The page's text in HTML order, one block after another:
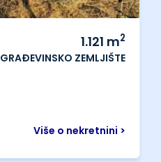
1.121 m2
GRAĐEVINSKO ZEMLJIŠTE
Više o nekretnini >